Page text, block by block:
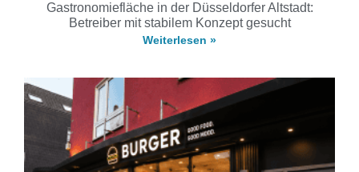
Gastronomiefläche in der Düsseldorfer Altstadt:
Betreiber mit stabilem Konzept gesucht
Weiterlesen »